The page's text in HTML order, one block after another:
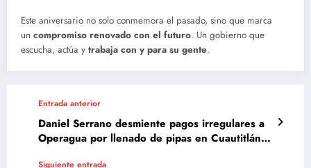
Este aniversario no solo conmemora el pasado, sino que marca
un compromiso renovado con el futuro. Un gobierno que
escucha, actúa y trabaja con y para su gente.
Entrada anterior
Daniel Serrano desmiente pagos irregulares a
Operagua por llenado de pipas en Cuautitlán
Siguiente entrada